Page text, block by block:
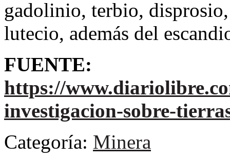
gadolinio, terbio,
lutecio, además del
FUENTE:
https://
investigacion-sobre-
Categoría: Minera